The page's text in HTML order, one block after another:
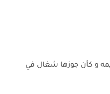
و كأن جوزها شغال في